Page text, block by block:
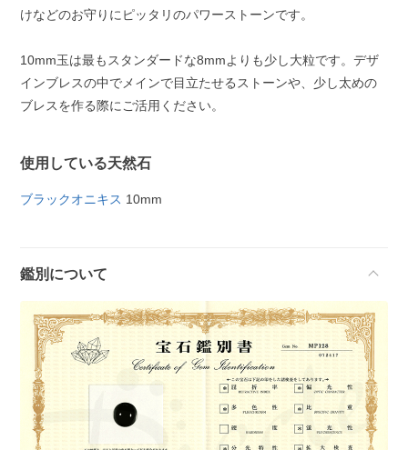
けなどのお守りにピッタリのパワーストーンです。
10mm玉は最もスタンダードな8mmよりも少し大粒です。デザ
インブレスの中でメインで目立たせるストーンや、少し太めの
ブレスを作る際にご活用ください。
使用している天然石
ブラックオニキス 10mm
鑑別について